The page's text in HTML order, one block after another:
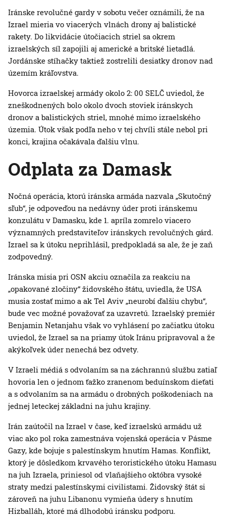
Iránske revolučné gardy v sobotu večer oznámili, že na
Izrael mieria vo viacerých vlnách drony aj balistické
rakety. Do likvidácie útočiacich striel sa okrem
izraelských síl zapojili aj americké a britské lietadlá.
Jordánske stíhačky taktiež zostrelili desiatky dronov nad
územím kráľovstva.
Hovorca izraelskej armády okolo 2: 00 SELČ uviedol, že
zneškodnených bolo okolo dvoch stoviek iránskych
dronov a balistických striel, mnohé mimo izraelského
územia. Útok však podľa neho v tej chvíli stále nebol pri
konci, krajina očakávala ďalšiu vlnu.
Odplata za Damask
Nočná operácia, ktorú iránska armáda nazvala „Skutočný
sľub“, je odpoveďou na nedávny úder proti iránskemu
konzulátu v Damasku, kde 1. apríla zomrelo viacero
významných predstaviteľov iránskych revolučných gárd.
Izrael sa k útoku neprihlásil, predpokladá sa ale, že je zaň
zodpovedný.
Iránska misia pri OSN akciu označila za reakciu na
„opakované zločiny“ židovského štátu, uviedla, že USA
musia zostať mimo a ak Tel Aviv „neurobí ďalšiu chybu“,
bude vec možné považovať za uzavretú. Izraelský premiér
Benjamin Netanjahu však vo vyhlásení po začiatku útoku
uviedol, že Izrael sa na priamy útok Iránu pripravoval a že
akýkoľvek úder nenechá bez odvety.
V Izraeli médiá s odvolaním sa na záchrannú službu zatiaľ
hovoria len o jednom ťažko zranenom beduínskom dieťati
a s odvolaním sa na armádu o drobných poškodeniach na
jednej leteckej základni na juhu krajiny.
Irán zaútočil na Izrael v čase, keď izraelskú armádu už
viac ako pol roka zamestnáva vojenská operácia v Pásme
Gazy, kde bojuje s palestínskym hnutím Hamas. Konflikt,
ktorý je dôsledkom krvavého teroristického útoku Hamasu
na juh Izraela, priniesol od vlaňajšieho októbra vysoké
straty medzi palestínskymi civilistami. Židovský štát si
zároveň na juhu Libanonu vymieňa údery s hnutím
Hizballáh, ktoré má dlhodobú iránsku podporu.